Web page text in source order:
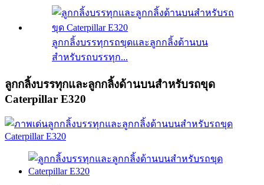
ลูกกลิ้งบรรทุกรถขุดและลูกกลิ้งด้านบน
สำหรับรถบรรทุก...
ลูกกลิ้งบรรทุกและลูกกลิ้งด้านบนสำหรับรถขุด
Caterpillar E320